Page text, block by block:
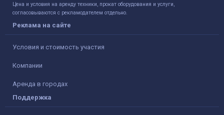
Цена и условия на аренду техники, прокат оборудования и услуги,
согласовываются с рекламодателем отдельно.
Реклама на сайте
Условия и стоимость участия
Компании
Аренда в городах
Поддержка